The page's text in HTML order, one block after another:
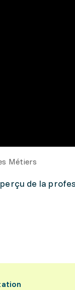
Métiers
de la